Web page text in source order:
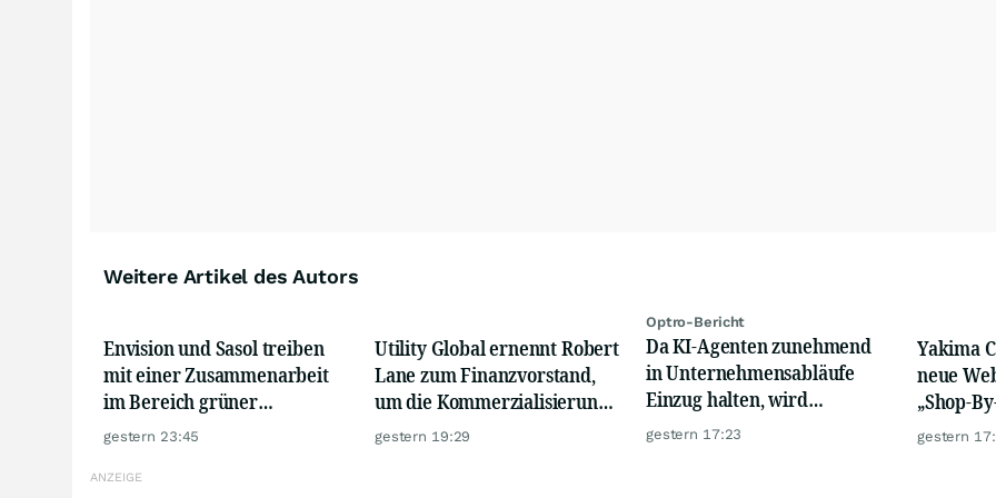
Weitere Artikel des Autors
Envision und Sasol treiben
mit einer Zusammenarbeit
im Bereich grüner
Wasserstoff in Südafrika die
Energiesysteme voran
gestern 23:45
Utility Global ernennt Robert
Lane zum Finanzvorstand,
um die Kommerzialisierung
in großem Maßstab
gestern 19:29
Optro-Bericht
Da KI-Agenten zunehmend
in Unternehmensabläufe
Einzug halten, wird
Verantwortlichkeit zum
gestern 17:23
Yakima
neue
„Shop-
gestern